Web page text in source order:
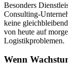
Besonders
Consulting-
keine
von heute auf
Logistikproblemen.
Wenn